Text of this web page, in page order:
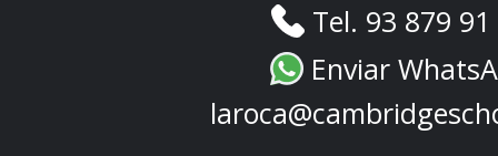
Tel. 93 879
Enviar